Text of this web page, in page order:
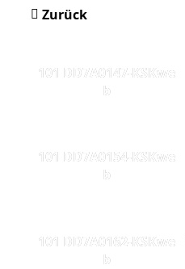
Zurück
101 DD7A0147-KSKwe
b
101 DD7A0154-KSKwe
b
101 DD7A0162-KSKwe
b